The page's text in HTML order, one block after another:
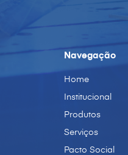
Navegação
Home
Institucional
Produtos
Serviços
Pacto Social